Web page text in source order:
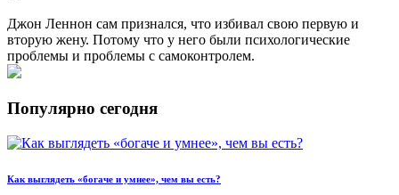
Джон Леннон сам признался, что избивал свою первую и
вторую жену. Потому что у него были психологические
проблемы и проблемы с самоконтролем.
Популярно сегодня
Как выглядеть «богаче и умнее», чем вы есть?